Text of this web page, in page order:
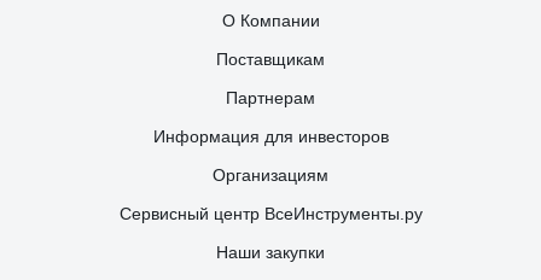
О Компании
Поставщикам
Партнерам
Информация для инвесторов
Организациям
Сервисный центр ВсеИнструменты.ру
Наши закупки